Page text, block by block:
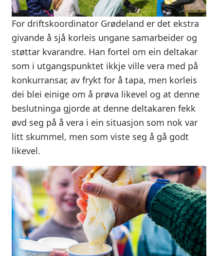
For driftskoordinator Grødeland er det ekstra
givande å sjå korleis ungane samarbeider og
støttar kvarandre. Han fortel om ein deltakar
som i utgangspunktet ikkje ville vera med på
konkurransar, av frykt for å tapa, men korleis
dei blei einige om å prøva likevel og at denne
beslutninga gjorde at denne deltakaren fekk
øvd seg på å vera i ein situasjon som nok var
litt skummel, men som viste seg å gå godt
likevel.